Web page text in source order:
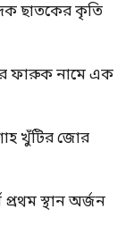
ছাতকের কৃতি
ফারুক নামে এক
খুঁটির জোর
স্থান অর্জন